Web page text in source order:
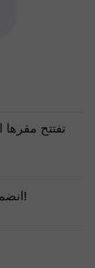
انضم إلينا في قمة متداولي الفوركس في دبي!